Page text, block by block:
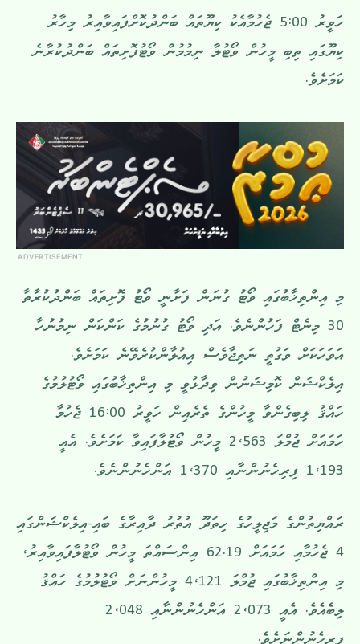
ހަވީރު 5:00 ޖެހުމާއެކު ކިޔޫތައް ބަންދުކޮށްފައިވާއިރު މިހާރު
ކިޔޫގައި ތިބި މީހުން ވޯޓުލާ ނިމުމުން ވޯޓުފޮށިތައް ބަންދުކުރާނެ
ކަމަށެވެ.
ADVERTISEMENT
މި އިންތިޚާބުގައި ވޯޓު ގުނަން ފަށާނީ ވޯޓު ފޮށިތައް ބަންދުކުރާތާ
30 މިނެޓް ފަހުންނެވެ. އަދި ވޯޓު ގުނުމުގެ ކަންކަން ނިމުނުހާ
އަވަހަކަށް ވަގުތީ ނަތިޖާވެސް އިއުލާންކުރެވޭނެ ކަމަށެވެ.
އިލެކްޝަން ކޮމިޝަނުން ވިދާޅުވީ މި އިންތިޚާބުގައި ވޯޓުލުމުގެ
ހައްޤު ލިބިގެންވާ މީހުންގެ ތެރެއިން ހަވީރު 16:00 ޖެހުމާ
ހަމައަށް ޖުމްލަ 2،563 މީހުން ވޯޓުލާފައިވާ ކަމަށެވެ. އެއީ
1،193 ފިރިހެނުންނާއި 1،370 އަންހެނުންނެވެ.
ރައްޔިތުންގެ މަޖިލީހުގެ ހިތަދޫ އުތުރު ދާއިރާގެ ބައި-އިލެކްޝަންގައި
4 ޖެހުމާއި ހަމައަށް 62.19 އިންސައްތަ މީހުން ވޯޓުލާފައިވާއިރު،
މި އިންތިޚާބުގައި ޖުމްލަ 4،121 މީހުންނަށް ވޯޓުލުމުގެ ހައްޤު
ލިބެއެވެ. އެއީ 2،073 އަންހެނުންނާއި 2،048